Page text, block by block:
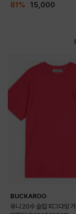
81% 15,000
BUCKAROO
유니 20수 슬럽 피그다잉